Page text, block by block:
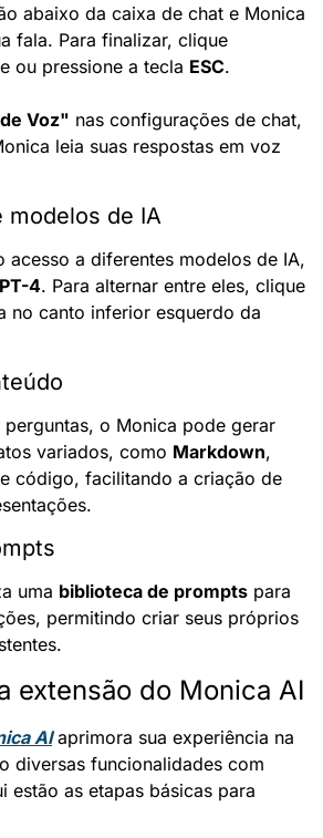
abaixo da caixa de chat e Monica
fala. Para finalizar, clique
ou pressione a tecla ESC.
Voz" nas configurações de chat,
leia suas respostas em voz
de IA
acesso a diferentes modelos de IA,
4. Para alternar entre eles, clique
no canto inferior esquerdo da
o Monica pode gerar
variados, como Markdown,
código, facilitando a criação de
uma biblioteca de prompts para
permitindo criar seus próprios
extensão do Monica AI
AI aprimora sua experiência na
diversas funcionalidades com
estão as etapas básicas para